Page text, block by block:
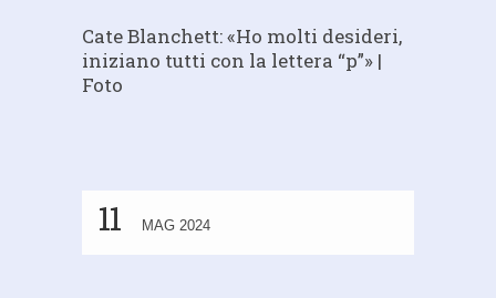
Cate Blanchett: «Ho molti desideri,
iniziano tutti con la lettera “p”» |
Foto
11 MAG 2024